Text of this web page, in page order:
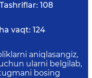
Tashriflar: 108
vaqt: 124
aniqlasangiz,
ularni belgilab,
bosing